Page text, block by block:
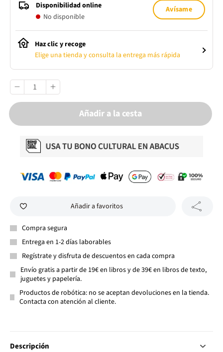
Disponibilidad online
No disponible
Avísame
Haz clic y recoge
Elige una tienda y consulta la entrega más rápida
Añadir a la cesta
Añadir a favoritos
Compra segura
Entrega en 1-2 días laborables
Regístrate y disfruta de descuentos en cada compra
Envío gratis a partir de 19€ en libros y de 39€ en libros de texto,
juguetes y papelería.
Productos de robótica: no se aceptan devoluciones en la tienda.
Contacta con atención al cliente.
Descripción